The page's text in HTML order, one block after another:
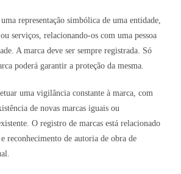
representação simbólica de uma entidade,
serviços, relacionando-os com uma pessoa
A marca deve ser sempre registrada. Só
poderá garantir a proteção da mesma.
uma vigilância constante à marca, com
de novas marcas iguais ou
O registro de marcas está relacionado
reconhecimento de autoria de obra de